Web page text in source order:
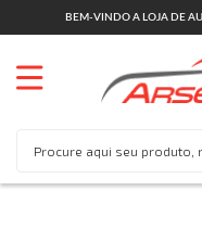
BEM-VINDO A LOJA DE